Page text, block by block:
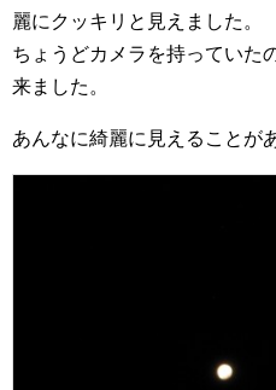
麗にクッキリと見えました。
ちょうどカメラを持っていた
来ました。
あんなに綺麗に見えることが